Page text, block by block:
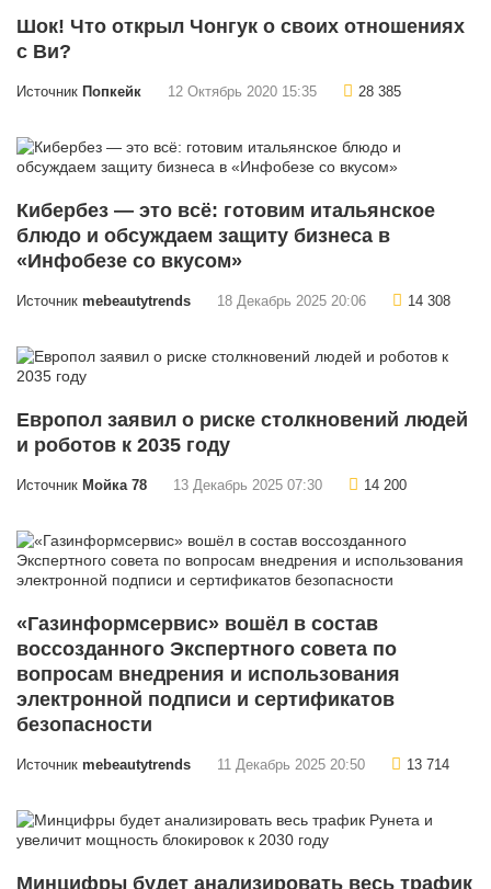
Шок! Что открыл Чонгук о своих отношениях
с Ви?
Источник Попкейк 12 Октябрь 2020 15:35 28 385
Кибербез — это всё: готовим итальянское
блюдо и обсуждаем защиту бизнеса в
«Инфобезе со вкусом»
Источник mebeautytrends 18 Декабрь 2025 20:06 14 308
Европол заявил о риске столкновений людей
и роботов к 2035 году
Источник Мойка 78 13 Декабрь 2025 07:30 14 200
«Газинформсервис» вошёл в состав
воссозданного Экспертного совета по
вопросам внедрения и использования
электронной подписи и сертификатов
безопасности
Источник mebeautytrends 11 Декабрь 2025 20:50 13 714
Минцифры будет анализировать весь трафик